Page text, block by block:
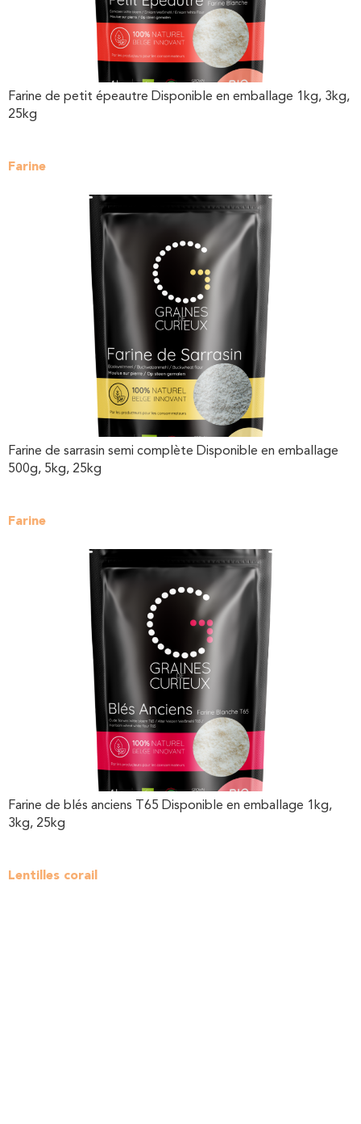
Farine de petit épeautre Disponible en emballage 1kg, 3kg,
25kg
Farine
Farine de sarrasin semi complète Disponible en emballage
500g, 5kg, 25kg
Farine
Farine de blés anciens T65 Disponible en emballage 1kg,
3kg, 25kg
Lentilles corail